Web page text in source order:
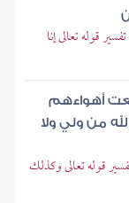
قوله تعالى إنا
أهواءهم
من ولي ولا
قوله تعالى وكذلك